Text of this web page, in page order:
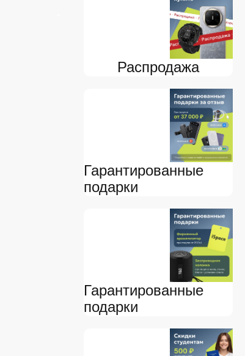
Распродажа
Гарантированные
подарки
Гарантированные
подарки